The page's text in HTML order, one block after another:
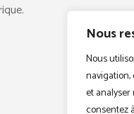
Nous
Nous
et analyser
consentez